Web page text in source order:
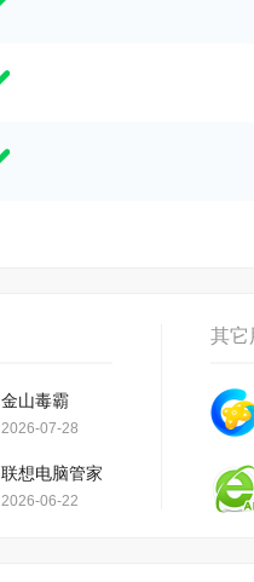
金山毒霸
2026-07-28
联想电脑管家
2026-06-22
其它